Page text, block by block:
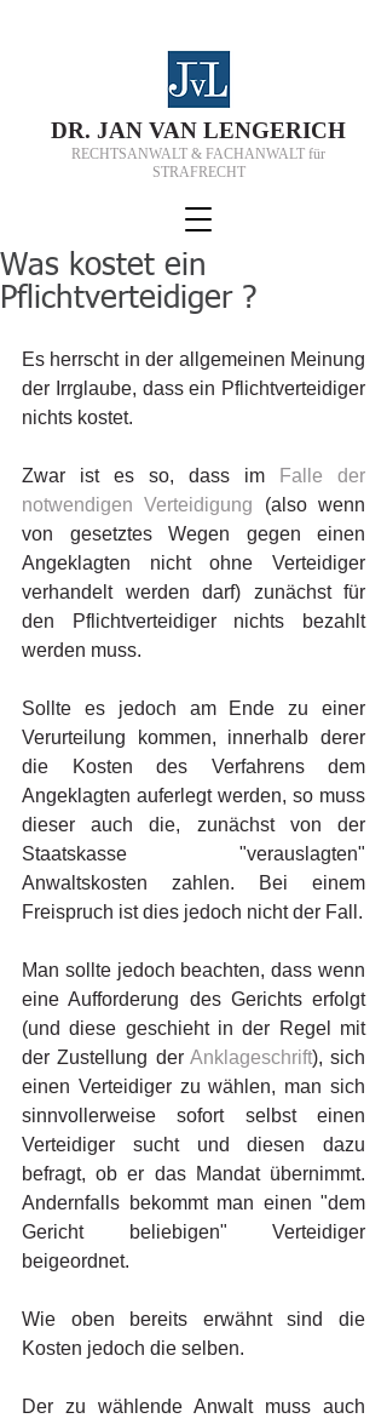
DR. JAN VAN LENGERICH
RECHTSANWALT & FACHANWALT für
STRAFRECHT
Was kostet ein
Pflichtverteidiger ?
Es herrscht in der allgemeinen Meinung
der Irrglaube, dass ein Pflichtverteidiger
nichts kostet.
Zwar ist es so, dass im
Falle der
notwendigen Verteidigung (also wenn
von gesetztes Wegen gegen einen
Angeklagten nicht ohne Verteidiger
verhandelt werden darf) zunächst für
den Pflichtverteidiger nichts bezahlt
werden muss.
Sollte es jedoch am Ende zu einer
Verurteilung kommen, innerhalb derer
die Kosten des Verfahrens dem
Angeklagten auferlegt werden, so muss
dieser auch die, zunächst von der
Staatskasse "verauslagten"
Anwaltskosten zahlen. Bei einem
Man sollte jedoch beachten, dass wenn
eine Aufforderung des Gerichts erfolgt
(und diese geschieht in der Regel mit
der Zustellung der Anklageschrift), sich
einen Verteidiger zu wählen, man sich
sinnvollerweise sofort selbst einen
Verteidiger sucht und diesen dazu
befragt, ob er das Mandat übernimmt.
Andernfalls bekommt man einen "dem
Gericht beliebigen" Verteidiger
beigeordnet.
Wie oben bereits erwähnt sind die
Kosten jedoch die selben.
Der zu wählende Anwalt muss auch